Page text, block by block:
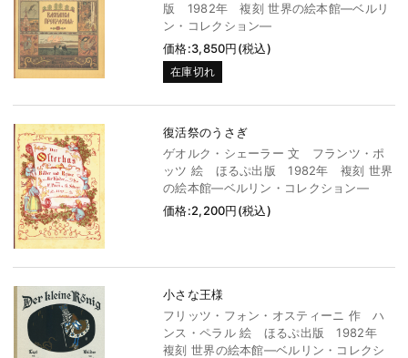
版 1982年 複刻 世界の絵本館―ベルリ
ン・コレクション―
価格:3,850円(税込)
在庫切れ
復活祭のうさぎ
ゲオルク・シェーラー 文 フランツ・ポ
ッツ 絵 ほるぷ出版 1982年 複刻 世界
の絵本館―ベルリン・コレクション―
価格:2,200円(税込)
小さな王様
フリッツ・フォン・オスティーニ 作 ハ
ンス・ペラル 絵 ほるぷ出版 1982年
複刻 世界の絵本館―ベルリン・コレクシ